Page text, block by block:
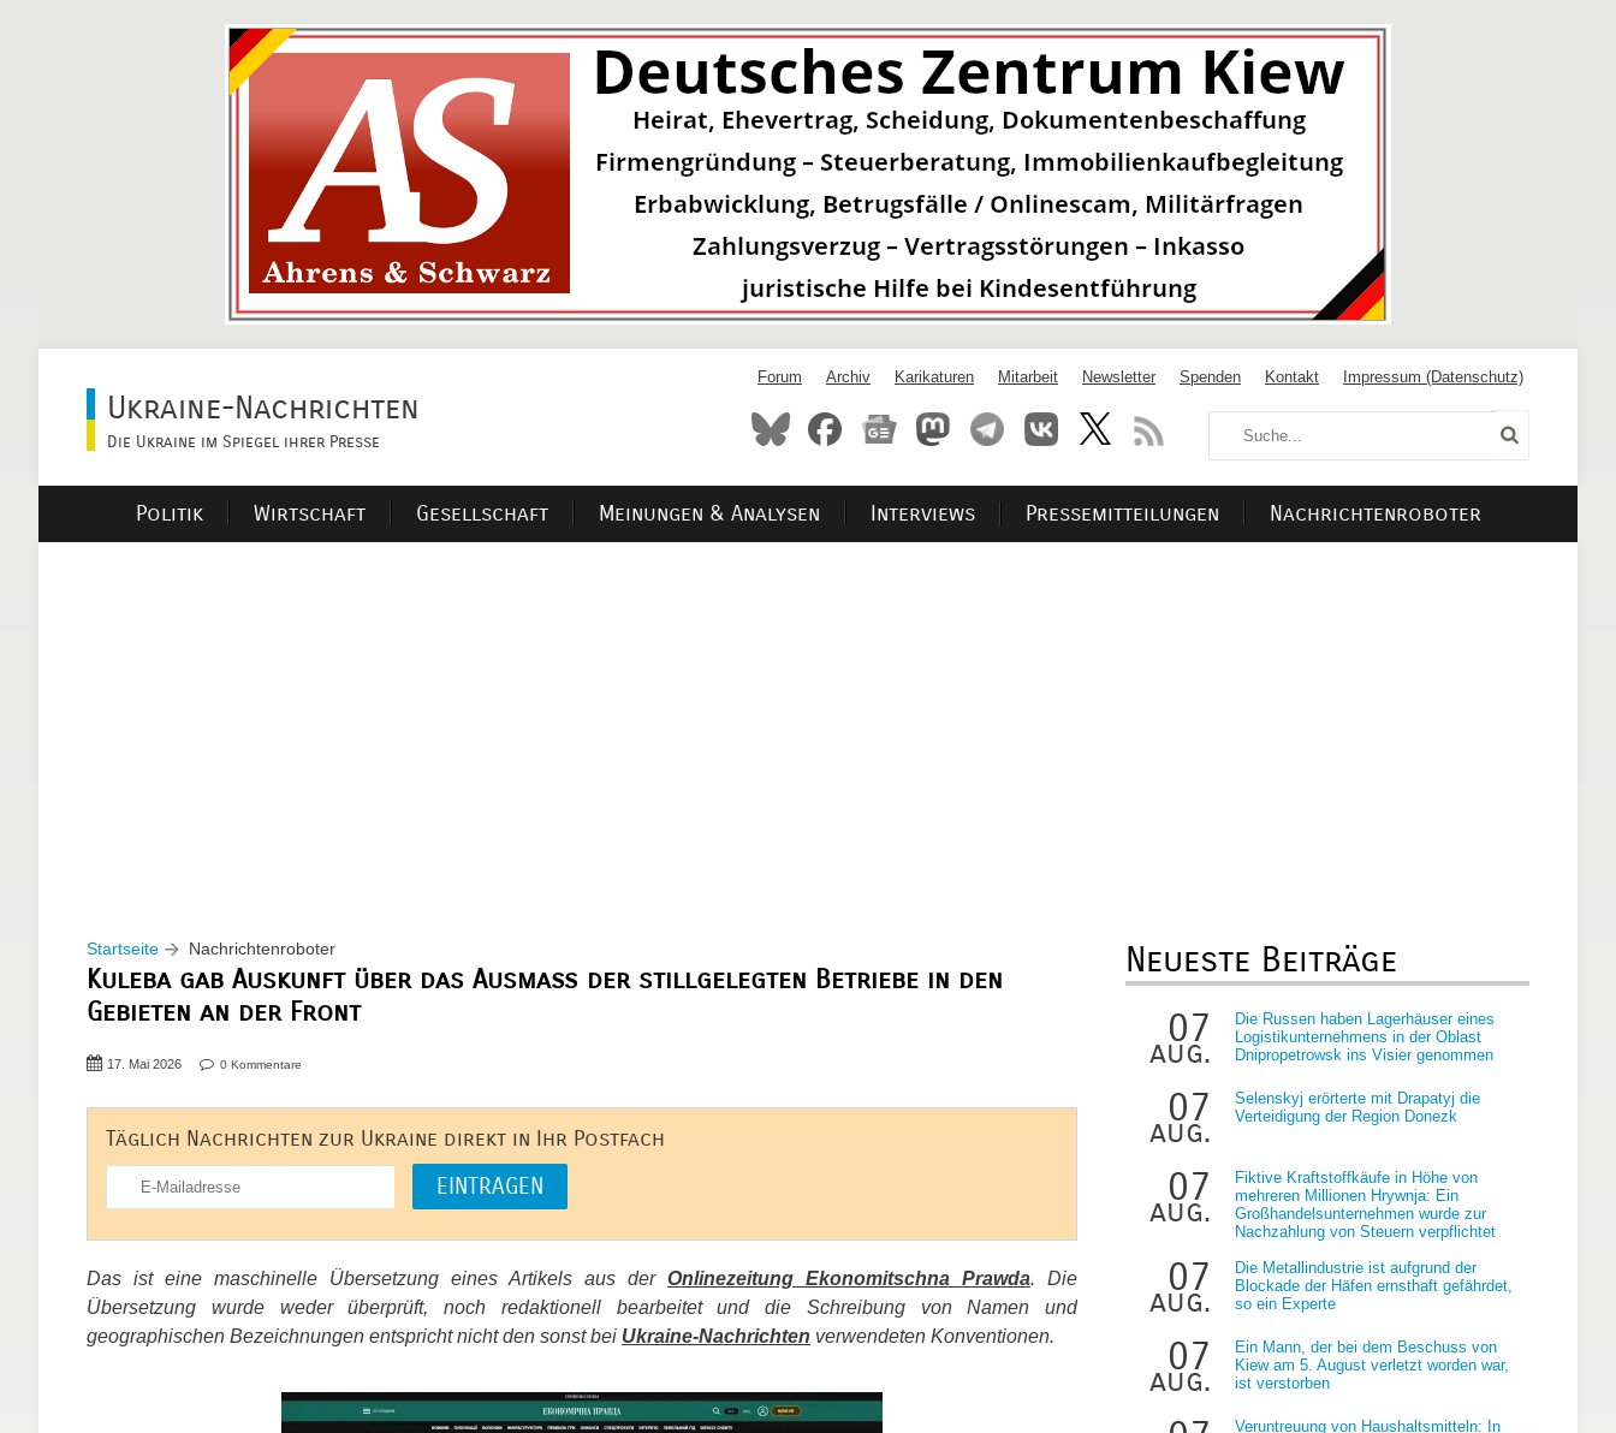
Ukraine-Nachrichten
Die Ukraine im Spiegel ihrer Presse
Forum Archiv Karikaturen Mitarbeit Newsletter Spenden Kontakt Impressum (Datenschutz)
Politik Wirtschaft Gesellschaft Meinungen & Analysen Interviews Pressemitteilungen Nachrichtenroboter
Startseite Nachrichtenroboter
Kuleba gab Auskunft über das Ausmaß der stillgelegten Betriebe in den
Gebieten an der Front
17. Mai 2026 0 Kommentare
Täglich Nachrichten zur Ukraine direkt in Ihr Postfach
Das ist eine maschinelle Übersetzung eines Artikels aus der Onlinezeitung Ekonomitschna Prawda. Die
Übersetzung wurde weder überprüft, noch redaktionell bearbeitet und die Schreibung von Namen und
geographischen Bezeichnungen entspricht nicht den sonst bei Ukraine-Nachrichten verwendeten Konventionen.
Neueste Beiträge
07
aug.
Die Russen haben Lagerhäuser eines
Logistikunternehmens in der Oblast
Dnipropetrowsk ins Visier genommen
07
aug.
Selenskyj erörterte mit Drapatyj die
Verteidigung der Region Donezk
07
aug.
Fiktive Kraftstoffkäufe in Höhe von
mehreren Millionen Hrywnja: Ein
Großhandelsunternehmen wurde zur
Nachzahlung von Steuern verpflichtet
07
aug.
Die Metallindustrie ist aufgrund der
Blockade der Häfen ernsthaft gefährdet,
so ein Experte
07
aug.
Ein Mann, der bei dem Beschuss von
Kiew am 5. August verletzt worden war,
ist verstorben
Veruntreuung von Haushaltsmitteln: In